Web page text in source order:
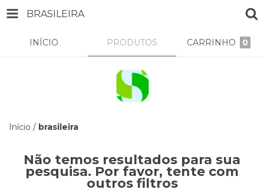
BRASILEIRA
INÍCIO PRODUTOS CARRINHO 0
Início / brasileira
Não temos resultados para sua
pesquisa. Por favor, tente com
outros filtros